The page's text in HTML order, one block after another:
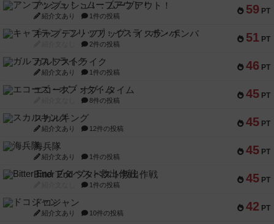
59 PT
アンブッシュ！：ムーブアウト！
紹介文あり 1件の投稿
51 PT
キャプテン・フリップ：イスラ・ボンバ
2件の投稿
46 PT
ガルフストライク
紹介文あり 1件の投稿
45 PT
エコーズ・オブ・タイム
8件の投稿
45 PT
スカルキング
紹介文あり 12件の投稿
45 PT
海兵隊
紹介文あり 1件の投稿
45 PT
Bitter End ブタペスト救出作戦
1件の投稿
42 PT
ドコジャン
紹介文あり 10件の投稿